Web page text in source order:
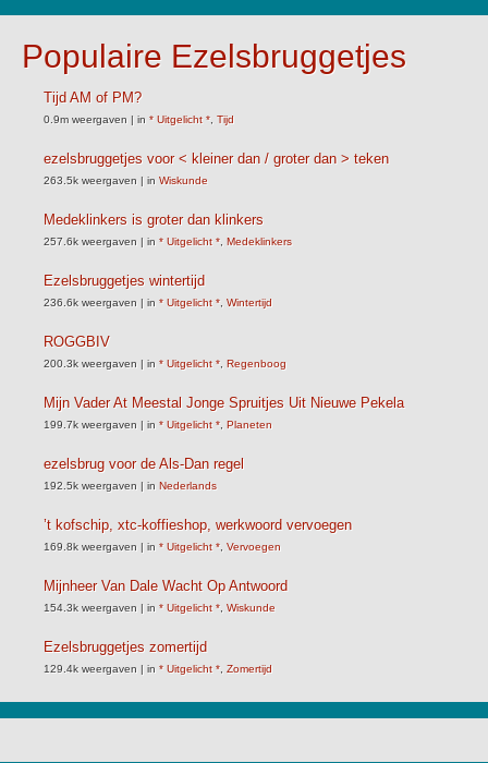
Populaire Ezelsbruggetjes
Tijd AM of PM?
0.9m weergaven | in * Uitgelicht * Tijd
ezelsbruggetjes voor < kleiner dan / groter dan > teken
263.5k weergaven | in Wiskunde
Medeklinkers is groter dan klinkers
257.6k weergaven | in * Uitgelicht * Medeklinkers
Ezelsbruggetjes wintertijd
236.6k weergaven | in * Uitgelicht * Wintertijd
ROGGBIV
200.3k weergaven | in * Uitgelicht * Regenboog
Mijn Vader At Meestal Jonge Spruitjes Uit Nieuwe Pekela
199.7k weergaven | in * Uitgelicht * Planeten
ezelsbrug voor de Als-Dan regel
192.5k weergaven | in Nederlands
’t kofschip, xtc-koffieshop, werkwoord vervoegen
169.8k weergaven | in * Uitgelicht * Vervoegen
Mijnheer Van Dale Wacht Op Antwoord
154.3k weergaven | in * Uitgelicht * Wiskunde
Ezelsbruggetjes zomertijd
129.4k weergaven | in * Uitgelicht * Zomertijd